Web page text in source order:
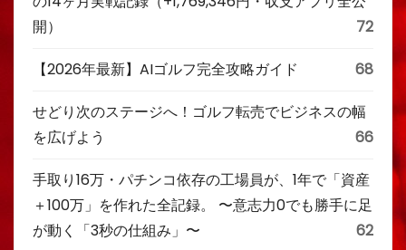
開）
72
【2026年最新】AIゴルフ完全攻略ガイド 68
せどり次のステージへ！ゴルフ転売でビジネスの幅
を広げよう
66
手取り16万・パチンコ依存の工場員が、1年で「資産
＋100万」を作れた全記録。 〜意志力0でも勝手に足
が動く「3秒の仕組み」〜
62